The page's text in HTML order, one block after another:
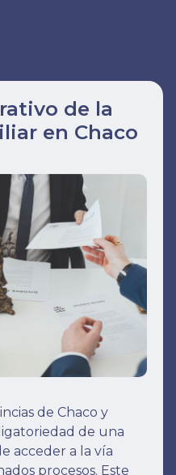
de la
en Chaco
de Chaco y
de una
acceder a la vía
procesos. Este